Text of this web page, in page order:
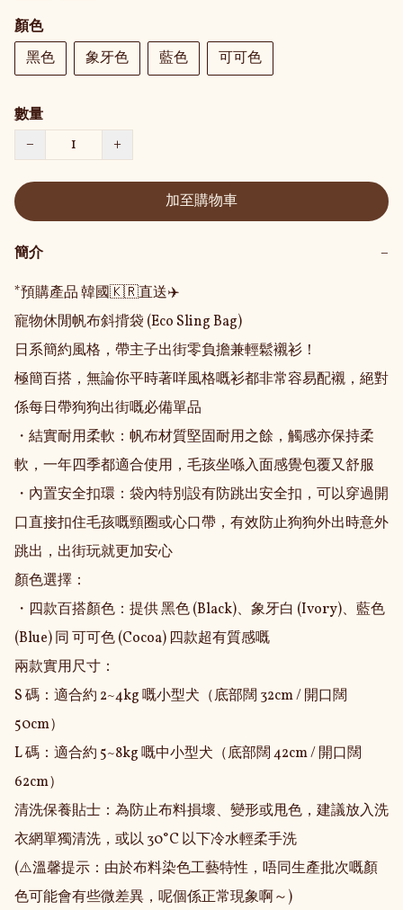
顏色
黑色
象牙色 藍色 可可色
數量
−
+
加至購物車
簡介
−
*預購產品 韓國🇰🇷直送✈️
寵物休閒帆布斜揹袋 (Eco Sling Bag)
日系簡約風格，帶主子出街零負擔兼輕鬆襯衫！
極簡百搭，無論你平時著咩風格嘅衫都非常容易配襯，絕對
係每日帶狗狗出街嘅必備單品
・結實耐用柔軟：帆布材質堅固耐用之餘，觸感亦保持柔
軟，一年四季都適合使用，毛孩坐喺入面感覺包覆又舒服
・內置安全扣環：袋內特別設有防跳出安全扣，可以穿過開
口直接扣住毛孩嘅頸圈或心口帶，有效防止狗狗外出時意外
跳出，出街玩就更加安心
顏色選擇：
・四款百搭顏色：提供 黑色 (Black)、象牙白 (Ivory)、藍色
(Blue) 同 可可色 (Cocoa) 四款超有質感嘅
兩款實用尺寸：
S 碼：適合約 2~4kg 嘅小型犬（底部闊 32cm / 開口闊
50cm）
L 碼：適合約 5~8kg 嘅中小型犬（底部闊 42cm / 開口闊
62cm）
清洗保養貼士：為防止布料損壞、變形或甩色，建議放入洗
衣網單獨清洗，或以 30°C 以下冷水輕柔手洗
(⚠️溫馨提示：由於布料染色工藝特性，唔同生產批次嘅顏
色可能會有些微差異，呢個係正常現象啊～)